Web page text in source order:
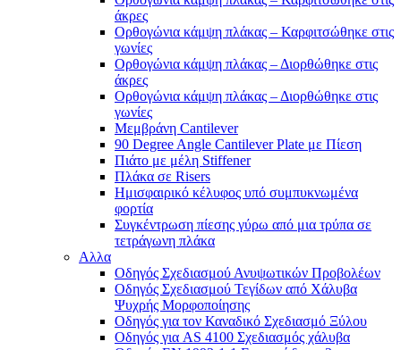
άκρες
Ορθογώνια κάμψη πλάκας – Καρφιτσώθηκε στις
γωνίες
Ορθογώνια κάμψη πλάκας – Διορθώθηκε στις
άκρες
Ορθογώνια κάμψη πλάκας – Διορθώθηκε στις
γωνίες
Μεμβράνη Cantilever
90 Degree Angle Cantilever Plate με Πίεση
Πιάτο με μέλη Stiffener
Πλάκα σε Risers
Ημισφαιρικό κέλυφος υπό συμπυκνωμένα
φορτία
Συγκέντρωση πίεσης γύρω από μια τρύπα σε
τετράγωνη πλάκα
Αλλα
Οδηγός Σχεδιασμού Ανυψωτικών Προβολέων
Οδηγός Σχεδιασμού Τεγίδων από Χάλυβα
Ψυχρής Μορφοποίησης
Οδηγός για τον Καναδικό Σχεδιασμό Ξύλου
Οδηγός για AS 4100 Σχεδιασμός χάλυβα